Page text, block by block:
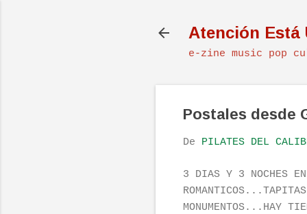
Atención Está
e-zine music pop
Postales desde
De PILATES DEL
3 DIAS Y 3 NOCHES EN
MONUMENTOS...HAY